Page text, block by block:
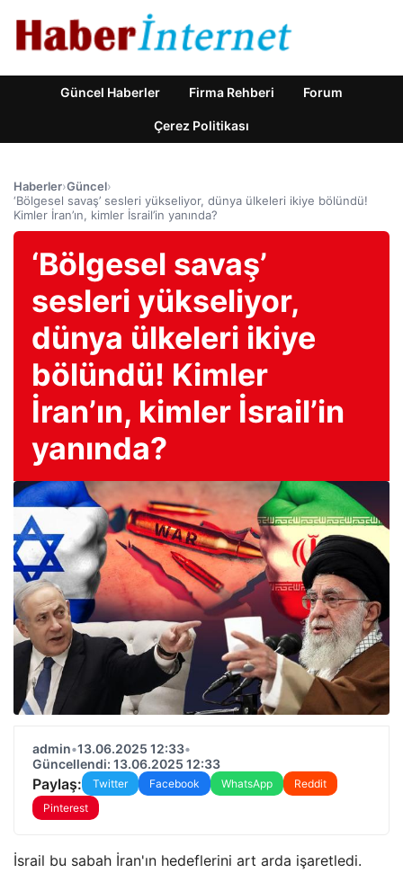
Güncel Haberler Firma Rehberi Forum
Çerez Politikası
Haberler›Güncel›
‘Bölgesel savaş’ sesleri yükseliyor, dünya ülkeleri ikiye bölündü!
Kimler İran’ın, kimler İsrail’in yanında?
‘Bölgesel savaş’
sesleri yükseliyor,
dünya ülkeleri ikiye
bölündü! Kimler
İran’ın, kimler İsrail’in
yanında?
admin•13.06.2025 12:33•
Güncellendi: 13.06.2025 12:33
Paylaş: Twitter Facebook WhatsApp
Reddit
Pinterest
İsrail bu sabah İran'ın hedeflerini art arda işaretledi.